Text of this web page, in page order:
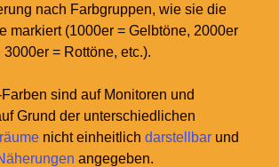
nach Farbgruppen, wie sie die
markiert (1000er = Gelbtöne, 2000er
= Rottöne, etc.).
sind auf Monitoren und
Grund der unterschiedlichen
nicht einheitlich darstellbar und
angegeben.